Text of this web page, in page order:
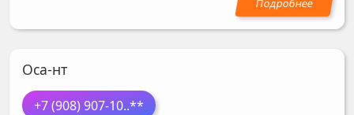
Оса-нт
+7 (908) 907-10..**